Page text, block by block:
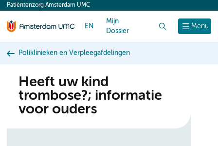
content
Menu
Patiëntenzorg Amsterdam UMC
EN
Mijn
Dossier
Poliklinieken en Verpleegafdelingen
Heeft uw kind
trombose?; informatie
voor ouders